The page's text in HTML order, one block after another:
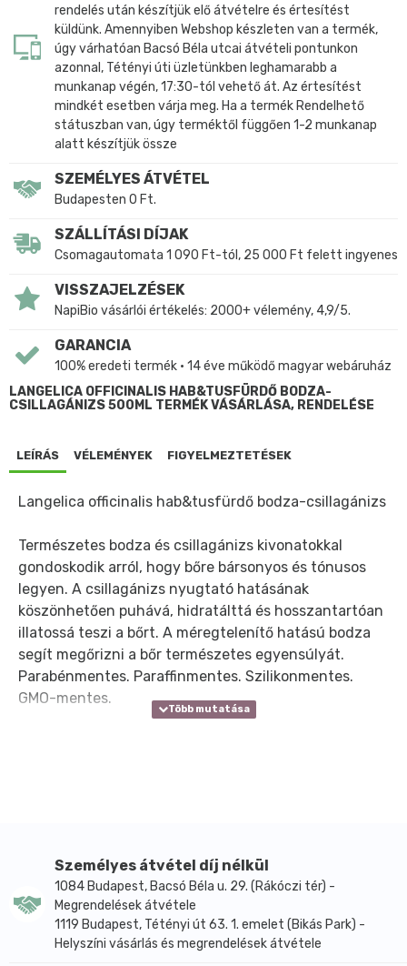
rendelés után készítjük elő átvételre és értesítést
küldünk. Amennyiben Webshop készleten van a termék,
úgy várhatóan Bacsó Béla utcai átvételi pontunkon
azonnal, Tétényi úti üzletünkben leghamarabb a
munkanap végén, 17:30-tól vehető át. Az értesítést
mindkét esetben várja meg. Ha a termék Rendelhető
státuszban van, úgy terméktől függően 1-2 munkanap
alatt készítjük össze
SZEMÉLYES ÁTVÉTEL
Budapesten 0 Ft.
SZÁLLÍTÁSI DÍJAK
Csomagautomata 1 090 Ft-tól, 25 000 Ft felett ingyenes
VISSZAJELZÉSEK
NapiBio vásárlói értékelés: 2000+ vélemény, 4,9/5.
GARANCIA
100% eredeti termék • 14 éve működő magyar webáruház
LANGELICA OFFICINALIS HAB&TUSFÜRDŐ BODZA-
CSILLAGÁNIZS 500ML TERMÉK VÁSÁRLÁSA, RENDELÉSE
LEÍRÁS VÉLEMÉNYEK FIGYELMEZTETÉSEK
Langelica officinalis hab&tusfürdő bodza-csillagánizs
Természetes bodza és csillagánizs kivonatokkal
gondoskodik arról, hogy bőre bársonyos és tónusos
legyen. A csillagánizs nyugtató hatásának
köszönhetően puhává, hidratálttá és hosszantartóan
illatossá teszi a bőrt. A méregtelenítő hatású bodza
segít megőrizni a bőr természetes egyensúlyát.
Parabénmentes. Paraffinmentes. Szilikonmentes.
GMO-mentes.
Személyes átvétel díj nélkül
1084 Budapest, Bacsó Béla u. 29. (Rákóczi tér) -
Megrendelések átvétele
1119 Budapest, Tétényi út 63. 1. emelet (Bikás Park) -
Helyszíni vásárlás és megrendelések átvétele